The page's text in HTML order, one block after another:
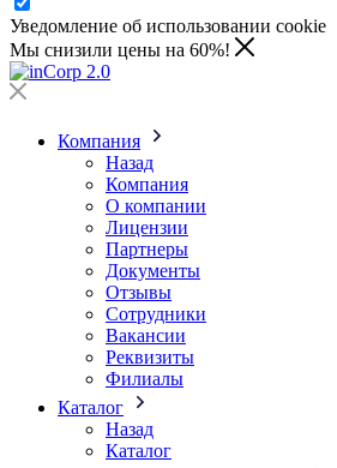
Уведомление об использовании cookie
Мы снизили цены на 60%!
Компания
Назад
Компания
О компании
Лицензии
Партнеры
Документы
Отзывы
Сотрудники
Вакансии
Реквизиты
Филиалы
Каталог
Назад
Каталог